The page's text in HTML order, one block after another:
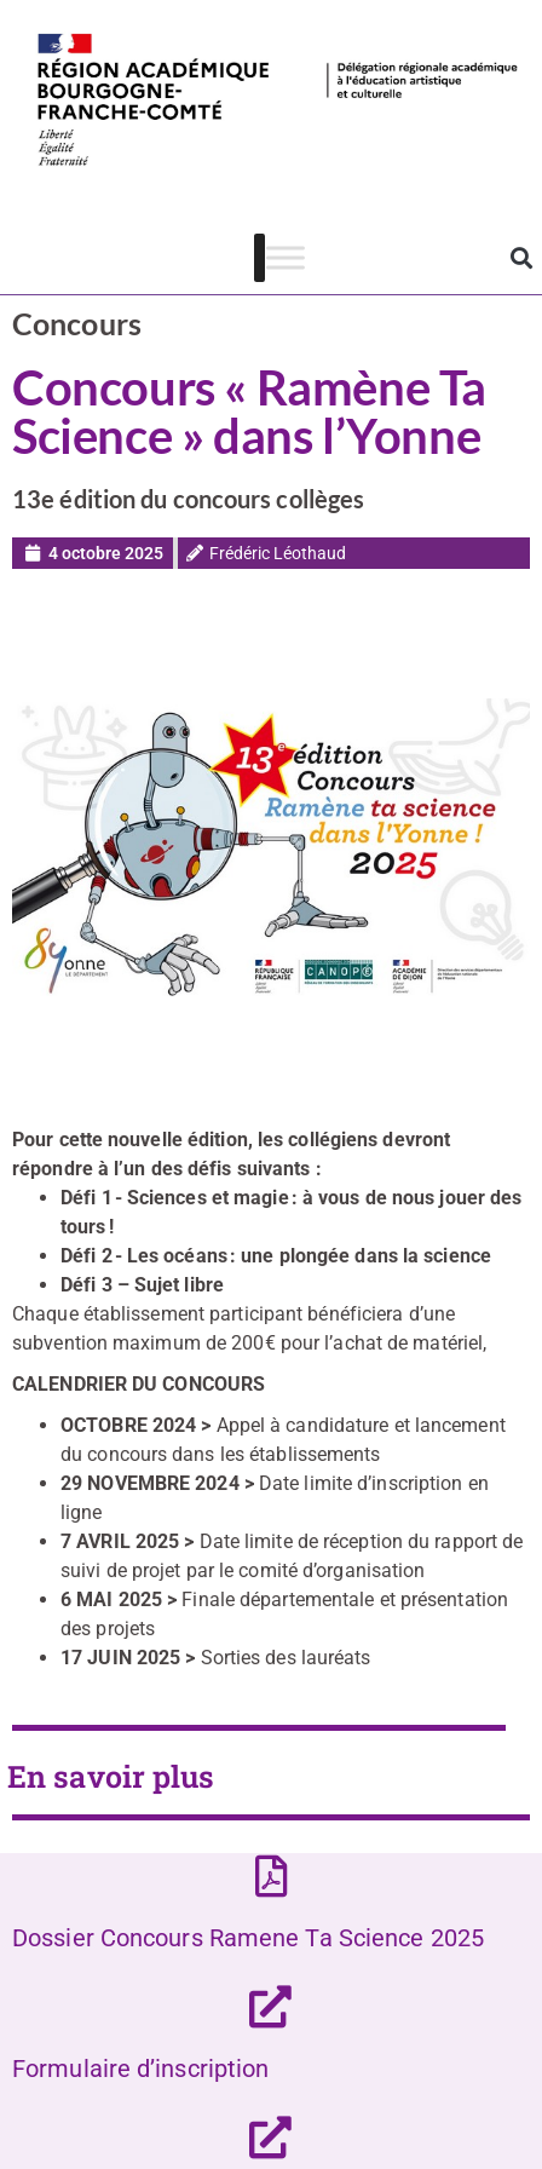
Concours
Concours « Ramène Ta
Science » dans l’Yonne
13e édition du concours collèges
4 octobre 2025 Frédéric Léothaud
Pour cette nouvelle édition, les collégiens devront
répondre à l’un des défis suivants :
Défi 1 - Sciences et magie : à vous de nous jouer des
tours !
Défi 2 - Les océans : une plongée dans la science
Défi 3 – Sujet libre
Chaque établissement participant bénéficiera d’une
subvention maximum de 200€ pour l’achat de matériel,
CALENDRIER DU CONCOURS
OCTOBRE 2024 > Appel à candidature et lancement
du concours dans les établissements
29 NOVEMBRE 2024 >Date limite d’inscription en
ligne
7 AVRIL 2025 > Date limite de réception du rapport de
suivi de projet par le comité d’organisation
6 MAI 2025 > Finale départementale et présentation
des projets
17 JUIN 2025 > Sorties des lauréats
En savoir plus
Dossier Concours Ramene Ta Science 2025
Formulaire d’inscription